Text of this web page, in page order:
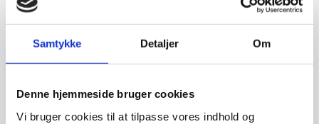
Samtykke Detaljer Om
Denne hjemmeside bruger cookies
Vi bruger cookies til at tilpasse vores indhold og
Riflet vandkaraffel i klar glas fra
184,00DKK
Vandglas 29 cl krystal
kasse af 6 stk, Living
enkelhed og elegance med et
219,00